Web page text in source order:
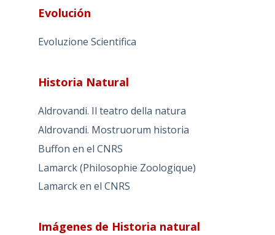
Evolución
Evoluzione Scientifica
Historia Natural
Aldrovandi. Il teatro della natura
Aldrovandi. Mostruorum historia
Buffon en el CNRS
Lamarck (Philosophie Zoologique)
Lamarck en el CNRS
Imágenes de Historia natural